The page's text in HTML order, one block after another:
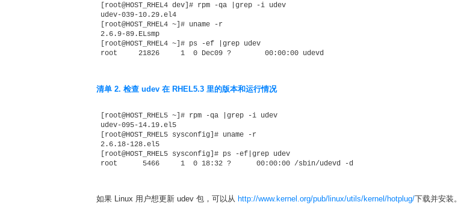
[root@HOST_RHEL4 dev]# rpm -qa |grep -i udev
udev-039-10.29.el4
[root@HOST_RHEL4 ~]# uname -r
2.6.9-89.ELsmp
[root@HOST_RHEL4 ~]# ps -ef |grep udev
清单 2. 检查 udev 在 RHEL5.3 里的版本和运行情况
[root@HOST_RHEL5 ~]# rpm -qa |grep -i udev
udev-095-14.19.el5
[root@HOST_RHEL5 sysconfig]# uname -r
2.6.18-128.el5
[root@HOST_RHEL5 sysconfig]# ps -ef|grep udev
如果 Linux 用户想更新 udev 包，可以从 http://www.kernel.org/pub/linux/utils/kernel/hotplug/下载并安装。